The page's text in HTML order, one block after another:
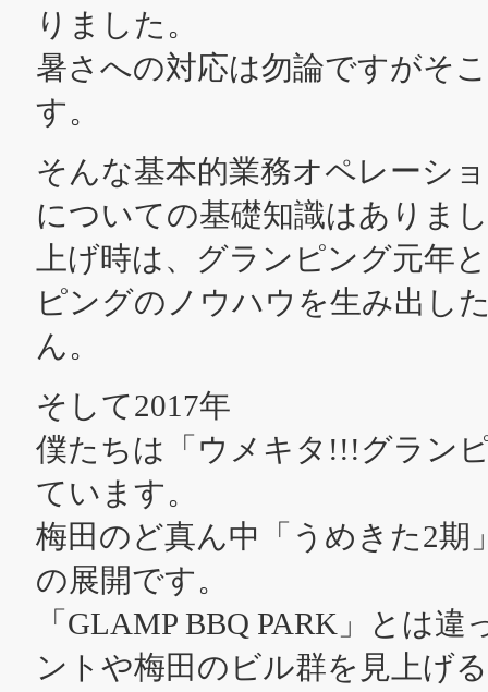
りました。
暑さへの対応は勿論ですがそ
す。
そんな基本的業務オペレーシ
についての基礎知識はありま
上げ時は、グランピング元年
ピングのノウハウを生み出し
ん。
そして2017年
僕たちは「ウメキタ!!!グラン
ています。
梅田のど真ん中「うめきた2
の展開です。
「GLAMP BBQ PARK」とは
ントや梅田のビル群を見上げ